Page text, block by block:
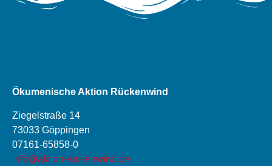
Ökumenische Aktion Rückenwind
Ziegelstraße 14
73033 Göppingen
07161-65858-0
info@aktion-rückenwind.de